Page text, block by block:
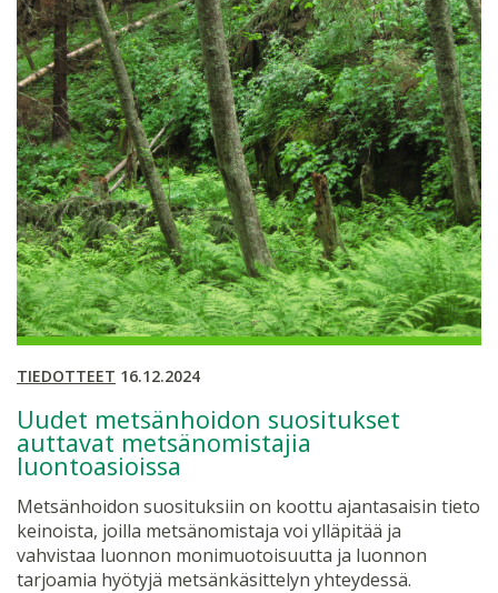
TIEDOTTEET 16.12.2024
Uudet metsänhoidon suositukset
auttavat metsänomistajia
luontoasioissa
Metsänhoidon suosituksiin on koottu ajantasaisin tieto
keinoista, joilla metsänomistaja voi ylläpitää ja
vahvistaa luonnon monimuotoisuutta ja luonnon
tarjoamia hyötyjä metsänkäsittelyn yhteydessä.